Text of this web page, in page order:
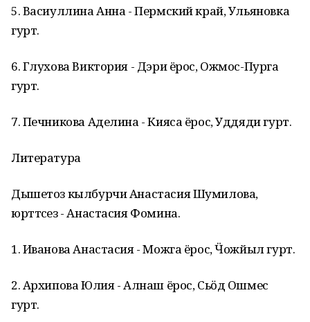
5. Васиуллина Анна - Пермский край, Ульяновка
гурт.
6. Глухова Виктория - Дэри ёрос, Ожмос-Пурга
гурт.
7. Печникова Аделина - Кияса ёрос, Уддяди гурт.
Литература
Дышетоз кылбурчи Анастасия Шумилова,
юрттӥсез - Анастасия Фомина.
1. Иванова Анастасия - Можга ёрос, Ӵожйыл гурт.
2. Архипова Юлия - Алнаш ёрос, Сьӧд Ошмес
гурт.